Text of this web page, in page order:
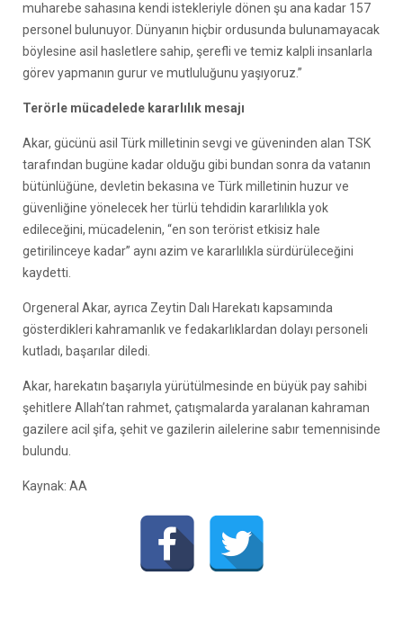
muharebe sahasına kendi istekleriyle dönen şu ana kadar 157
personel bulunuyor. Dünyanın hiçbir ordusunda bulunamayacak
böylesine asil hasletlere sahip, şerefli ve temiz kalpli insanlarla
görev yapmanın gurur ve mutluluğunu yaşıyoruz.”
Terörle mücadelede kararlılık mesajı
Akar, gücünü asil Türk milletinin sevgi ve güveninden alan TSK
tarafından bugüne kadar olduğu gibi bundan sonra da vatanın
bütünlüğüne, devletin bekasına ve Türk milletinin huzur ve
güvenliğine yönelecek her türlü tehdidin kararlılıkla yok
edileceğini, mücadelenin, “en son terörist etkisiz hale
getirilinceye kadar” aynı azim ve kararlılıkla sürdürüleceğini
kaydetti.
Orgeneral Akar, ayrıca Zeytin Dalı Harekatı kapsamında
gösterdikleri kahramanlık ve fedakarlıklardan dolayı personeli
kutladı, başarılar diledi.
Akar, harekatın başarıyla yürütülmesinde en büyük pay sahibi
şehitlere Allah’tan rahmet, çatışmalarda yaralanan kahraman
gazilere acil şifa, şehit ve gazilerin ailelerine sabır temennisinde
bulundu.
Kaynak: AA